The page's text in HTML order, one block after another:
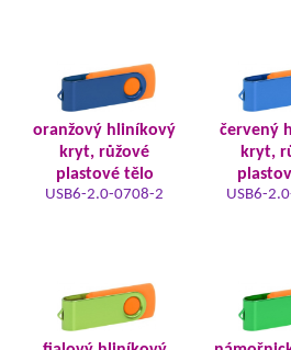
oranžový hliníkový
kryt, růžové
plastové tělo
USB6-2.0-0708-2
červený
kryt,
USB6-